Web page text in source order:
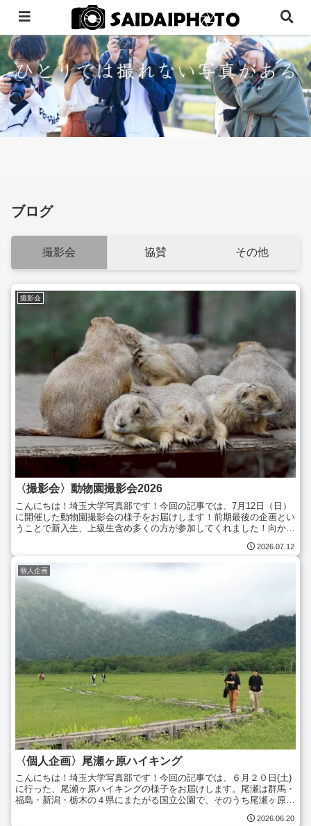
ブログ
撮影会 協賛 その他
撮影会
〈撮影会〉動物園撮影会2026
こんにちは！埼玉大学写真部です！今回の記事では、7月12日（日）
に開催した動物園撮影会の様子をお届けします！前期最後の企画とい
うことで新入生、上級生含め多くの方が参加してくれました！向かう
2026.07.12
個人企画
〈個人企画〉尾瀬ヶ原ハイキング
こんにちは！埼玉大学写真部です！今回の記事では、６月２０日(土)
に行った、尾瀬ヶ原ハイキングの様子をお届けします。尾瀬は群馬・
福島・新潟・栃木の４県にまたがる国立公園で、そのうち尾瀬ヶ原は
2026.06.20